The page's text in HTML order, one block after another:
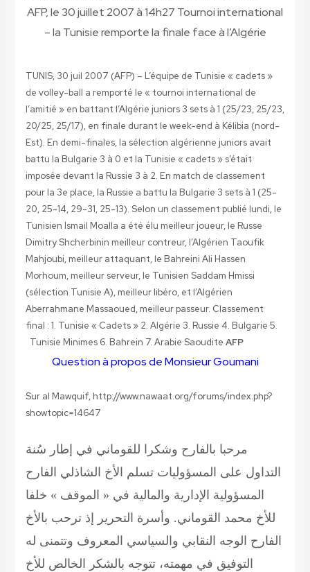
AFP, le 30 juillet 2007 à 14h27 Tournoi international
– la Tunisie remporte la finale face à l’Algérie
TUNIS, 30 juil 2007 (AFP) – L’équipe de Tunisie « cadets »
de volley-ball a remporté le « tournoi international de
l’amitié » en battant l’Algérie juniors 3 sets à 1 (25/23, 25/23,
20/25, 25/17), en finale durant le week-end à Kélibia (nord-
Est). En demi-finales, la sélection algérienne juniors avait
battu la Bulgarie 3 à 0 et la Tunisie « cadets » s’était
imposée devant la Russie 3 à 2. En match de classement
pour la 3e place, la Russie a battu la Bulgarie 3 sets à 1 (25-
20, 25-14, 29-31, 25-13). Selon un classement publié lundi, le
Tunisien Ismail Moalla a été élu meilleur joueur, le Russe
Dimitry Shcherbinin meilleur contreur, l’Algérien Taoufik
Mahjoubi, meilleur attaquant, le Bahreini Ali Hassen
Morhoum, meilleur serveur, le Tunisien Saddam Hmissi
(sélection Tunisie A), meilleur libéro, et l’Algérien
Aberrahmane Massaoued, meilleur passeur. Classement
final : 1. Tunisie « Cadets » 2. Algérie 3. Russie 4. Bulgarie 5.
Tunisie Minimes 6. Bahrein 7. Arabie Saoudite AFP
Question à propos de Monsieur Goumani
Sur al Mawquif, http://www.nawaat.org/forums/index.php?
showtopic=14647
مرحبا بالفارح وشكرا للقوماني في إطار سُنة
التداول على المسؤوليات تسلم الأخ الشاذلي الفارح
المسؤولية الإدارية والمالية في « الموقف » خلفا
للأخ محمد القوماني. وأسرة التحرير إذ ترحب بالأخ
الفارح الوجه النقابي والسياسي المعروف وتتمنى له
التوفيق في مهمته، تتوجه بالشكر الخالص للأخ